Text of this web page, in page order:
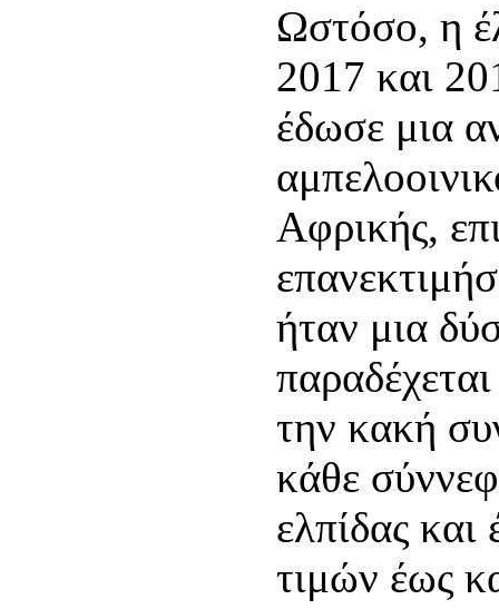
Ωστόσο, η
2017 και
έδωσε μια
Αφρικής,
ήταν μια
την κακή
κάθε
ελπίδας και
τιμών έως